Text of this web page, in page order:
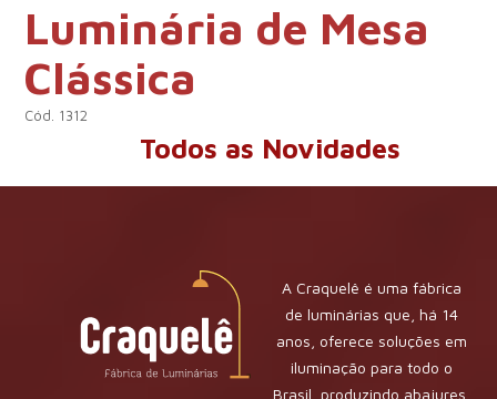
Luminária de Mesa
Clássica
Cód. 1312
Todos as Novidades
A Craquelê é uma fábrica
de luminárias que, há 14
anos, oferece soluções em
iluminação para todo o
Brasil, produzindo abajures,